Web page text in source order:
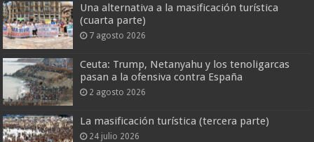
Una alternativa a la masificación turística
(cuarta parte)
7 agosto 2026
Ceuta: Trump, Netanyahu y los tenoligarcas
pasan a la ofensiva contra España
2 agosto 2026
La masificación turística (tercera parte)
24 julio 2026